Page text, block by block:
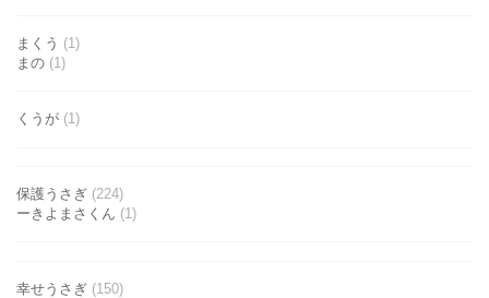
まくう (1)
まの (1)
くうが (1)
保護うさぎ (224)
ーきよまさくん (1)
幸せうさぎ (150)